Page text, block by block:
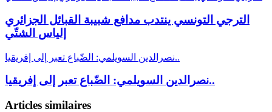
الترجي التونسي ينتدب مدافع شبيبة القبائل الجزائري
إلياس الشتّي
نصرالدين السويلمي: الضّباع تعبر إلى إفريقيا..
نصرالدين السويلمي: الضّباع تعبر إلى إفريقيا..
Articles similaires